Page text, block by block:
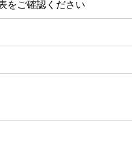
ご確認ください